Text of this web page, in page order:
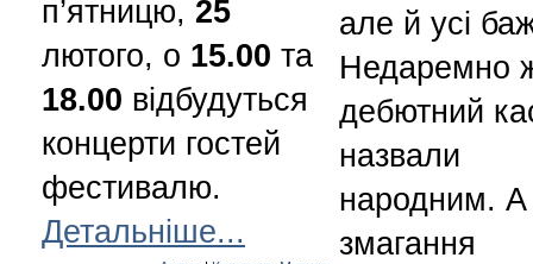
п’ятницю, 25
лютого, о 15.00 та
18.00 відбудуться
концерти гостей
фестивалю.
Детальніше...
але й усі
Недаремно
дебютний
назвали
народним. А
змагання